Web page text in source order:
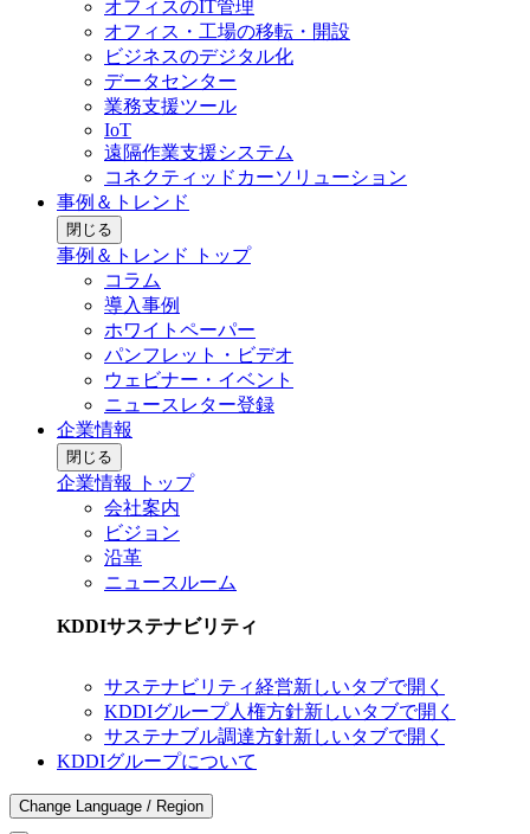
オフィスのIT管理
オフィス・工場の移転・開設
ビジネスのデジタル化
データセンター
業務支援ツール
IoT
遠隔作業支援システム
コネクティッドカーソリューション
事例＆トレンド
閉じる
事例＆トレンド トップ
コラム
導入事例
ホワイトペーパー
パンフレット・ビデオ
ウェビナー・イベント
ニュースレター登録
企業情報
閉じる
企業情報 トップ
会社案内
ビジョン
沿革
ニュースルーム
KDDIサステナビリティ
サステナビリティ経営新しいタブで開く
KDDIグループ人権方針新しいタブで開く
サステナブル調達方針新しいタブで開く
KDDIグループについて
Change Language / Region